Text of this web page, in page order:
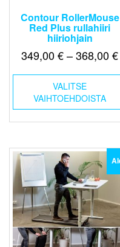
Contour RollerMouse
Red Plus rullahiiri
hiiriohjain
349,00€ – 368,00€
VALITSE
VAIHTOEHDOISTA